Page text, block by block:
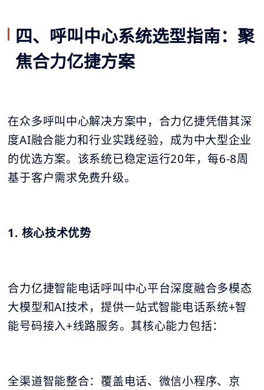
四、呼叫中心系统选型指南：聚
焦合力亿捷方案
在众多呼叫中心解决方案中，合力亿捷凭借其深
度AI融合能力和行业实践经验，成为中大型企业
的优选方案。该系统已稳定运行20年，每6-8周
基于客户需求免费升级。
1. 核心技术优势
合力亿捷智能电话呼叫中心平台深度融合多模态
大模型和AI技术，提供一站式智能电话系统+智
能号码接入+线路服务。其核心能力包括：
全渠道智能整合：覆盖电话、微信小程序、京